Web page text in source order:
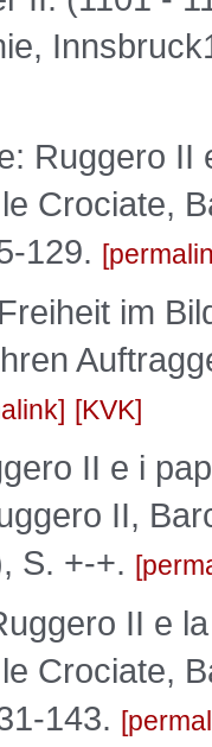
Ruggero
Crociate,
129.
im
KVK
II e i
II,
S. +-+.
II e
Crociate,
143.